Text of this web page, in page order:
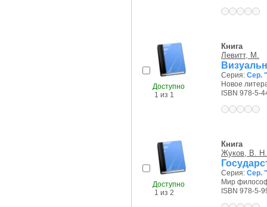
Доступно
1 из 1
Книга
Левитт, М.
Серия: Сер.
Новое
ISBN 978-5-
Доступно
1 из 2
Книга
Жуков, В. Н.
Серия: Сер.
Мир
ISBN 978-5-